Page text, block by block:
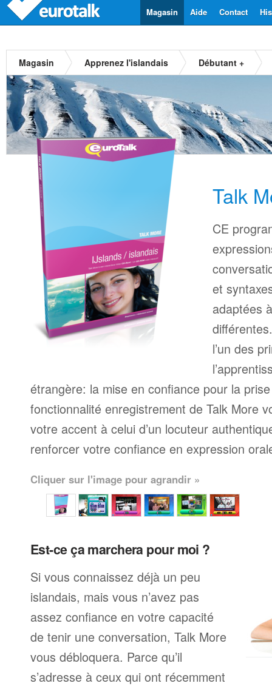
Contact
Aide
Magasin
Magasin Apprenez l'islandais Débutant +
Talk
CE
et
adaptées
l’un des
étrangère: la mise en confiance pour la
fonctionnalité enregistrement de Talk More
votre accent à celui d’un locuteur
renforcer votre confiance en expression
Cliquer sur l'image pour agrandir »
Est-ce ça marchera pour moi ?
Si vous connaissez déjà un peu
islandais, mais vous n’avez pas
assez confiance en votre capacité
de tenir une conversation, Talk More
vous débloquera. Parce qu’il
s’adresse à ceux qui ont récemment